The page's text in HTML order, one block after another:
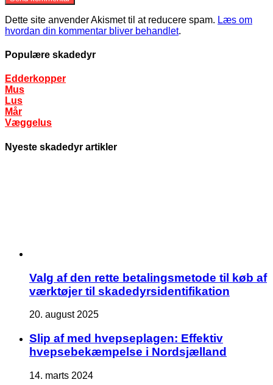
Dette site anvender Akismet til at reducere spam. Læs om
hvordan din kommentar bliver behandlet.
Populære skadedyr
Edderkopper
Mus
Lus
Mår
Væggelus
Nyeste skadedyr artikler
Valg af den rette betalingsmetode til køb af
værktøjer til skadedyrsidentifikation
20. august 2025
Slip af med hvepseplagen: Effektiv
hvepsebekæmpelse i Nordsjælland
14. marts 2024